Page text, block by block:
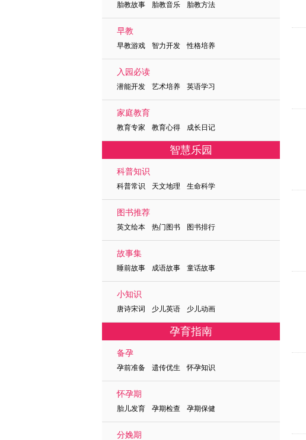
胎教故事 胎教音乐 胎教方法
早教
早教游戏 智力开发 性格培养
入园必读
潜能开发 艺术培养 英语学习
家庭教育
教育专家 教育心得 成长日记
智慧乐园
科普知识
科普常识 天文地理 生命科学
图书推荐
英文绘本 热门图书 图书排行
故事集
睡前故事 成语故事 童话故事
小知识
唐诗宋词 少儿英语 少儿动画
孕育指南
备孕
孕前准备 遗传优生 怀孕知识
怀孕期
胎儿发育 孕期检查 孕期保健
分娩期